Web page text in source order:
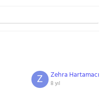
Zehra Hartamacı
8 yıl
Z